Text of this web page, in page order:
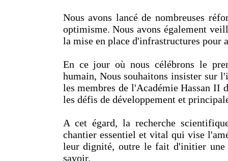
Nous avons lancé de nombreuses
optimisme. Nous avons également
la mise en place d'infrastructures pour
En ce jour où nous célébrons le
humain, Nous souhaitons insister sur
les membres de l'Académie Hassan II
les défis de développement et
A cet égard, la recherche
chantier essentiel et vital qui vise
leur dignité, outre le fait d'initier une
savoir.